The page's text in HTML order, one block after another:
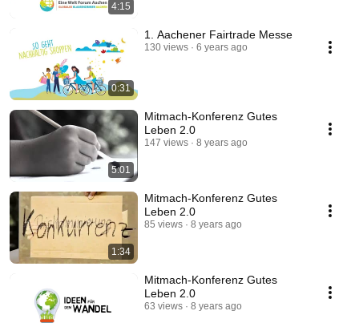
4:15
0:31
1. Aachener Fairtrade Messe
130 views 6 years ago
5:01
Mitmach-Konferenz Gutes
Leben 2.0
147 views 8 years ago
1:34
Mitmach-Konferenz Gutes
Leben 2.0
85 views 8 years ago
Mitmach-Konferenz Gutes
Leben 2.0
63 views 8 years ago